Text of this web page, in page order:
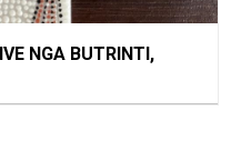
NGA BUTRINTI,